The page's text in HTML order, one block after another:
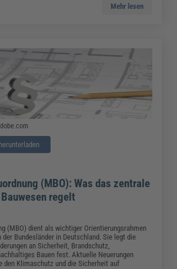
Mehr lesen
(MBO): Was das zentrale
regelt
(MBO) dient als wichtiger Orientierungsrahmen
der Bundesländer in Deutschland. Sie legt die
an Sicherheit, Brandschutz,
Bauen fest. Aktuelle Neuerungen
den Klimaschutz und die Sicherheit auf